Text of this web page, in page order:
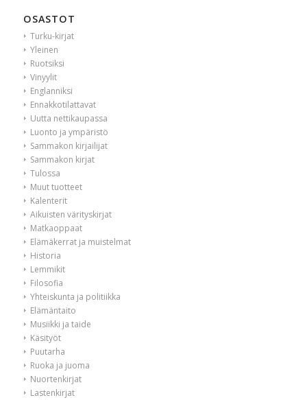
OSASTOT
Turku-kirjat
Yleinen
Ruotsiksi
Vinyylit
Englanniksi
Ennakkotilattavat
Uutta nettikaupassa
Luonto ja ympäristö
Sammakon kirjailijat
Sammakon kirjat
Tulossa
Muut tuotteet
Kalenterit
Aikuisten värityskirjat
Matkaoppaat
Elämäkerrat ja muistelmat
Historia
Lemmikit
Filosofia
Yhteiskunta ja politiikka
Elämäntaito
Musiikki ja taide
Käsityöt
Puutarha
Ruoka ja juoma
Nuortenkirjat
Lastenkirjat